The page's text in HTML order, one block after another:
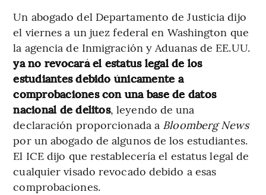
Un abogado del Departamento de Justicia dijo
el viernes a un juez federal en Washington que
la agencia de Inmigración y Aduanas de EE.UU.
ya no revocará el estatus legal de los
estudiantes debido únicamente a
comprobaciones con una base de datos
nacional de delitos, leyendo de una
declaración proporcionada a Bloomberg News
por un abogado de algunos de los estudiantes.
El ICE dijo que restablecería el estatus legal de
cualquier visado revocado debido a esas
comprobaciones.